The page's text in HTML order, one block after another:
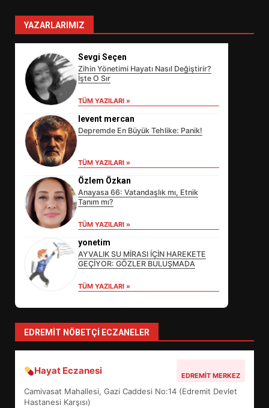
YAZARLARIMIZ
Sevgi Seçen
Zihin Yönetimi Hayatı Nasıl Değiştirir?
İşte O Sır
TÜM YAZILARI »
levent mercan
Depremde En Büyük Tehlike: Panik!
TÜM YAZILARI »
Özlem Özkan
Anayasa 66: Vatandaşlık mı, Etnik
Tanım mı?
TÜM YAZILARI »
yonetim
AYVALIK SU MİRASI İÇİN HAREKETE
GEÇİYOR: GÖZLER BULUŞMADA
TÜM YAZILARI »
EDREMIT NÖBETÇI ECZANELER
Hayat Eczanesi EDREMIT MERKEZ
Camivasat Mahallesi, Gazi Caddesi No:14 (Edremit Devlet
Hastanesi Karşısı)
SÜRDÜRÜLEBİLİRLİKTE NE
DEĞİŞECEK?
4
5
BALIKESİR MÜZELERİNDE SÜRE
UZATILDI: NE DEĞİŞTİ?